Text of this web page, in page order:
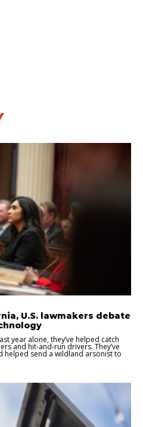
U.S. lawmakers debate
year alone, they’ve helped catch
and hit-and-run drivers. They’ve
helped send a wildland arsonist to